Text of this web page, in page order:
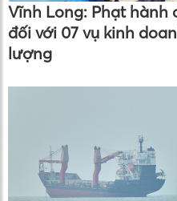
Vĩnh Long: Phạt hành
đối với 07 vụ kinh
lượng